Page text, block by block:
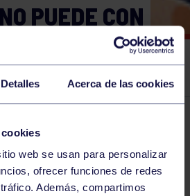
Detalles Acerca de las cookies
web se usan para personalizar
ofrecer funciones de redes
Además, compartimos
PUEDE CON
EN LA HIERBA
prensa